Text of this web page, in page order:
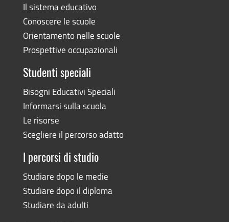
Il sistema educativo
Conoscere le scuole
Orientamento nelle scuole
Prospettive occupazionali
Studenti speciali
Bisogni Educativi Speciali
Informarsi sulla scuola
Le risorse
Scegliere il percorso adatto
I percorsi di studio
Studiare dopo le medie
Studiare dopo il diploma
Studiare da adulti